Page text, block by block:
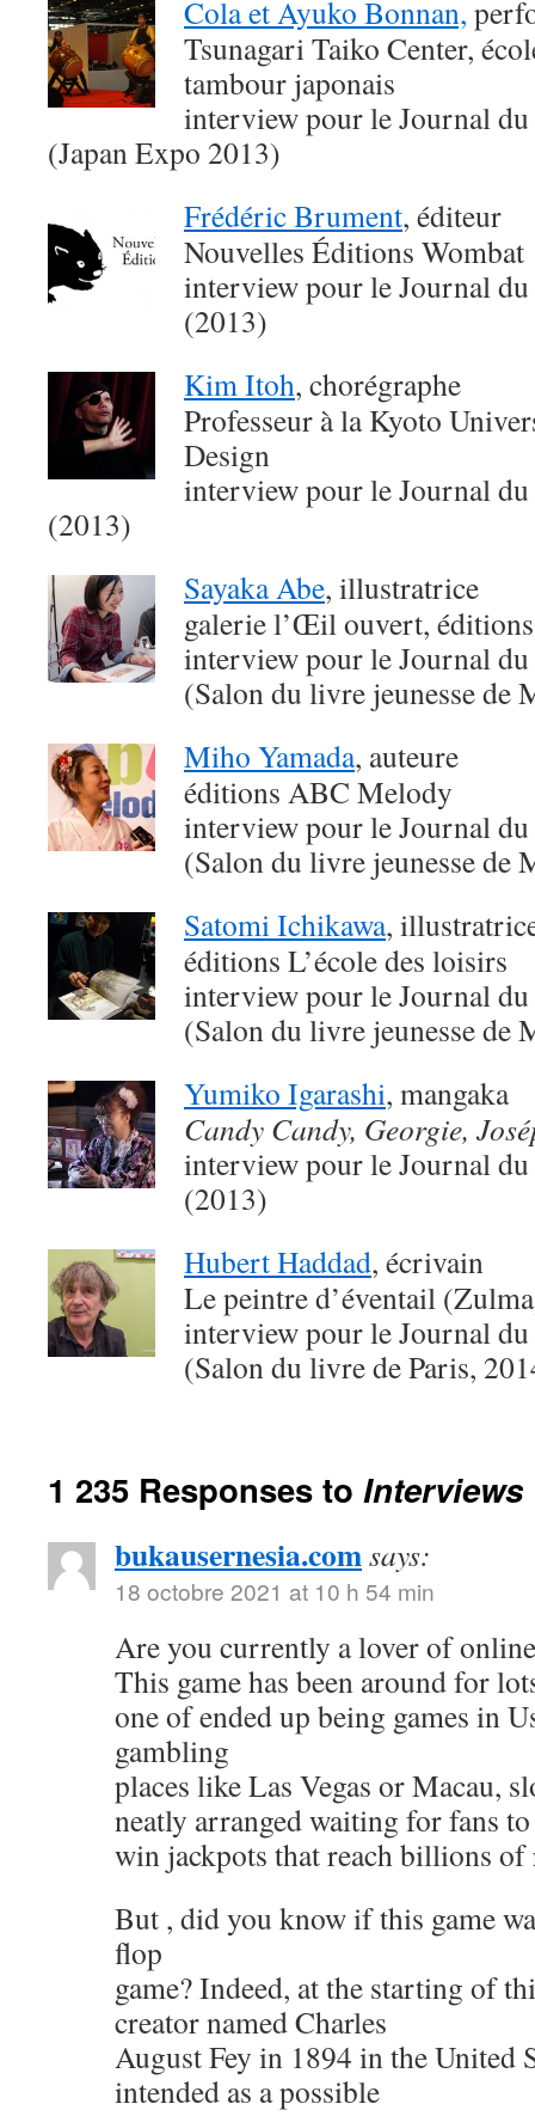
Cola et Ayuko Bonnan,
Tsunagari Taiko Center,
tambour japonais
interview pour le Journal du
(Japan Expo 2013)
Frédéric Brument, éditeur
Nouvelles Éditions Wombat
interview pour le Journal du
(2013)
Kim Itoh, chorégraphe
Professeur à la Kyoto
Design
interview pour le Journal du
(2013)
Sayaka Abe, illustratrice
galerie l’Œil ouvert,
interview pour le Journal du
(Salon du livre jeunesse de
Miho Yamada, auteure
éditions ABC Melody
interview pour le Journal du
(Salon du livre jeunesse de
Satomi Ichikawa,
éditions L’école des loisirs
interview pour le Journal du
(Salon du livre jeunesse de
Yumiko Igarashi, mangaka
Candy Candy, Georgie,
interview pour le Journal du
(2013)
Hubert Haddad, écrivain
Le peintre d’éventail
interview pour le Journal du
(Salon du livre de Paris,
1 235 Responses to Interviews
bukausernesia.comsays:
18 octobre 2021 at 10 h 54 min
Are you currently a lover of
This game has been around for
one of ended up being games in
gambling
places like Las Vegas or Macau,
neatly arranged waiting for fans
win jackpots that reach billions of
But , did you know if this game
flop
game? Indeed, at the starting of
creator named Charles
August Fey in 1894 in the United
intended as a possible